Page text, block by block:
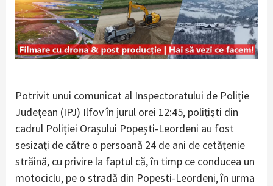
Potrivit unui comunicat al Inspectoratului de Poliție
Județean (IPJ) Ilfov în jurul orei 12:45, polițiști din
cadrul Poliției Orașului Popești-Leordeni au fost
sesizați de către o persoană 24 de ani de cetățenie
străină, cu privire la faptul că, în timp ce conducea un
motociclu, pe o stradă din Popesti-Leordeni, în urma